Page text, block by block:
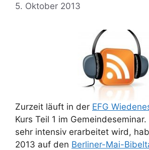
5. Oktober 2013
Zurzeit läuft in der EFG
Kurs Teil 1 im
sehr intensiv erarbeitet wird,
2013 auf den Berliner-Mai-